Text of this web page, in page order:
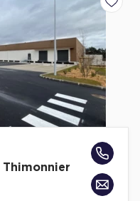
Thimonnier